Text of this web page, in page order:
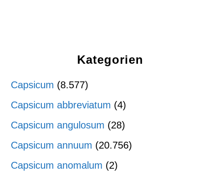
Kategorien
Capsicum (8.577)
Capsicum abbreviatum (4)
Capsicum angulosum (28)
Capsicum annuum (20.756)
Capsicum anomalum (2)